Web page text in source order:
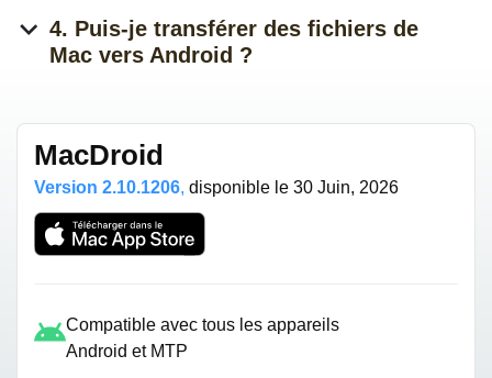
4. Puis-je transférer des fichiers de
Mac vers Android ?
MacDroid
Version 2.10.1206, disponible le 30 Juin, 2026
Compatible avec tous les appareils
Android et MTP